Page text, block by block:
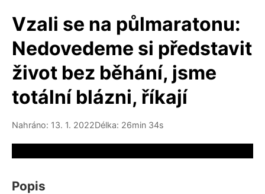
Vzali se na půlmaratonu:
Nedovedeme si představit
život bez běhání, jsme
totální blázni, říkají
Nahráno: 13. 1. 2022Délka: 26min 34s
Popis